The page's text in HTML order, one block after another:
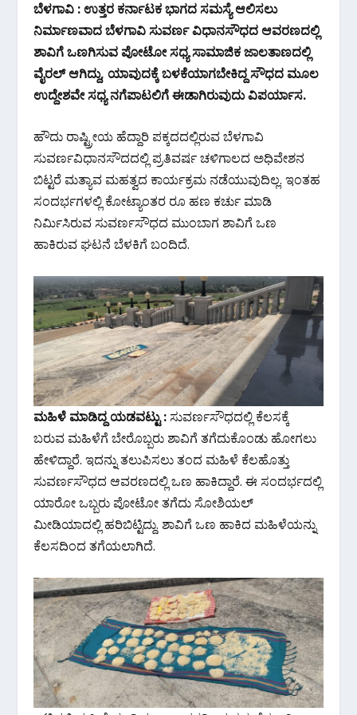
e
b
o
o
itt
er
at
s
A
p
e
gr
a
m
ar
e
ಬೆಳಗಾವಿ : ಉತ್ತರ ಕರ್ನಾಟಕ ಭಾಗದ ಸಮಸ್ಯೆ ಆಲಿಸಲು
ನಿರ್ಮಾಣವಾದ ಬೆಳಗಾವಿ ಸುವರ್ಣ ವಿಧಾನಸೌಧದ ಆವರಣದಲ್ಲಿ
ಶಾವಿಗೆ ಒಣಗಿಸುವ ಪೋಟೋ ಸಧ್ಯ ಸಾಮಾಜಿಕ ಜಾಲತಾಣದಲ್ಲಿ
ವೈರಲ್ ಆಗಿದ್ದು, ಯಾವುದಕ್ಕೆ ಬಳಕೆಯಾಗಬೇಕಿದ್ದ ಸೌಧದ ಮೂಲ
ಉದ್ದೇಶವೇ ಸಧ್ಯ ನಗೆಪಾಟಲಿಗೆ ಈಡಾಗಿರುವುದು ವಿಪರ್ಯಾಸ.
ಹೌದು ರಾಷ್ಟ್ರೀಯ ಹೆದ್ದಾರಿ ಪಕ್ಕದದಲ್ಲಿರುವ ಬೆಳಗಾವಿ
ಸುವರ್ಣವಿಧಾನಸೌದದಲ್ಲಿ ಪ್ರತಿವರ್ಷ ಚಳಿಗಾಲದ ಅಧಿವೇಶನ
ಬಿಟ್ಟರೆ ಮತ್ಯಾವ ಮಹತ್ವದ ಕಾರ್ಯಕ್ರಮ ನಡೆಯುವುದಿಲ್ಲ. ಇಂತಹ
ಸಂದರ್ಭಗಳಲ್ಲಿ ಕೋಟ್ಯಾಂತರ ರೂ ಹಣ ಕರ್ಚು ಮಾಡಿ
ನಿರ್ಮಿಸಿರುವ ಸುವರ್ಣಸೌಧದ ಮುಂಬಾಗ ಶಾವಿಗೆ ಒಣ
ಹಾಕಿರುವ ಘಟನೆ ಬೆಳಕಿಗೆ ಬಂದಿದೆ.
ಮಹಿಳೆ ಮಾಡಿದ್ದ ಯಡವಟ್ಟು :ಸುವರ್ಣಸೌಧದಲ್ಲಿ ಕೆಲಸಕ್ಕೆ
ಬರುವ ಮಹಿಳೆಗೆ ಬೇರೊಬ್ಬರು ಶಾವಿಗೆ ತಗೆದುಕೊಂಡು ಹೋಗಲು
ಹೇಳಿದ್ದಾರೆ. ಇದನ್ನು ತಲುಪಿಸಲು ತಂದ ಮಹಿಳೆ ಕೆಲಹೊತ್ತು
ಸುವರ್ಣಸೌಧದ ಆವರಣದಲ್ಲಿ ಒಣ ಹಾಕಿದ್ದಾರೆ. ಈ ಸಂದರ್ಭದಲ್ಲಿ
ಯಾರೋ ಒಬ್ಬರು ಪೋಟೋ ತಗೆದು ಸೋಶಿಯಲ್
ಮೀಡಿಯಾದಲ್ಲಿ ಹರಿಬಿಟ್ಟಿದ್ದು. ಶಾವಿಗೆ ಒಣ ಹಾಕಿದ ಮಹಿಳೆಯನ್ನು
ಕೆಲಸದಿಂದ ತಗೆಯಲಾಗಿದೆ.